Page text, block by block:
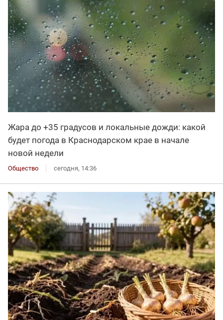
Жара до +35 градусов и локальные дожди: какой
будет погода в Краснодарском крае в начале
новой недели
Общество сегодня, 14:36